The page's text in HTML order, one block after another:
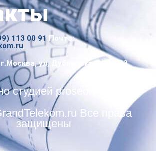
113 00 91 Почта:
ул, Дубнинская, дом 83,
студией proseomaster
Все права
защищены